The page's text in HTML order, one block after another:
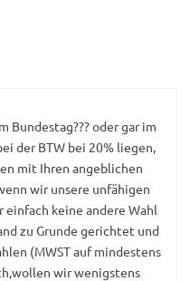
Bundestag??? oder gar im
der BTW bei 20% liegen,
mit Ihren angeblichen
wir unsere unfähigen
keine andere Wahl
zu Grunde gerichtet und
(MWST auf mindestens
wir wenigstens